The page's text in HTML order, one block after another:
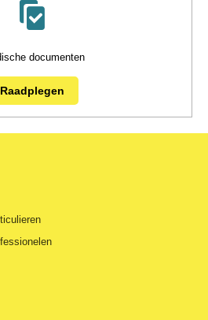
documenten
Raadplegen